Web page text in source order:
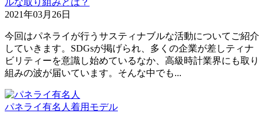
2021年03月26日
今回はパネライが行うサスティナブルな活動についてご紹介
していきます。SDGsが掲げられ、多くの企業が差しティナ
ビリティーを意識し始めているなか、高級時計業界にも取り
組みの波が届いています。そんな中でも...
パネライ有名人着用モデル